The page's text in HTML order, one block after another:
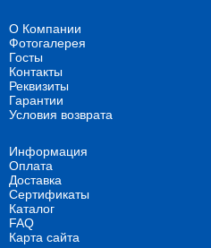
О Компании
Фотогалерея
Госты
Контакты
Реквизиты
Гарантии
Условия возврата
Информация
Оплата
Доставка
Сертификаты
Каталог
FAQ
Карта сайта